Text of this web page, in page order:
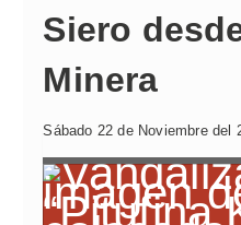
Siero
Minera
Sábado 22 de Noviembre del